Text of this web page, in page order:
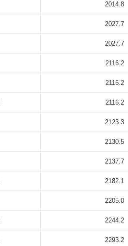
2014.8
2027.7
2027.7
2116.2
2116.2
2116.2
2123.3
2130.5
2137.7
2182.1
2205.0
2244.2
2293.2